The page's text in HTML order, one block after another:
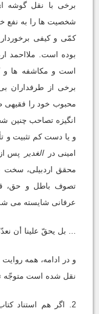
برخی با نقل گوشه
شخصیت ها را به نفع
کمّی و کیفی
بوده است. ملااحمد
است و مکاشفه ها و
برخی از طرفداران
محبوب خود را فقیهی
انگیزه تصاحب چنین
و یا دست کم تثبیت و
امینی در
الغدیر
پس
محقق اردبیلی،
تصوف باطل و حق،
عرفانی شایسته می
... بل یحقّ علینا أن نعدّه
و در ادامه، همه روایت
نقل شده است متوجّه
2. اگر هم استناد کتاب